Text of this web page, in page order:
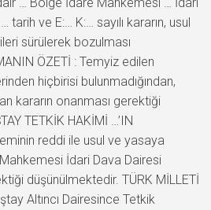
ve E:… K:… sayılı kararın, usul
sürülerek bozulması
ÖZETİ : Temyiz edilen
hiçbirisi bulunmadığından,
kararın onanması gerektiği
TETKİK HAKİMİ …’IN
reddi ile usul ve yasaya
İdari Dava Dairesi
düşünülmektedir. TÜRK MİLLETİ
Altıncı Dairesince Tetkik